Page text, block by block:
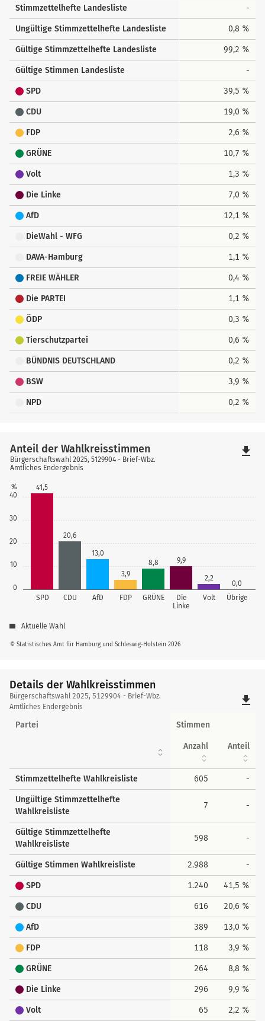
Stimmzettelhefte Landesliste -
Ungültige Stimmzettelhefte Landesliste 0,8 %
Gültige Stimmzettelhefte Landesliste 99,2 %
Gültige Stimmen Landesliste -
SPD 39,5 %
CDU 19,0 %
FDP 2,6 %
GRÜNE 10,7 %
Volt 1,3 %
Die Linke 7,0 %
AfD 12,1 %
DieWahl - WFG 0,2 %
DAVA-Hamburg 1,1 %
FREIE WÄHLER 0,4 %
Die PARTEI 1,1 %
ÖDP 0,3 %
Tierschutzpartei 0,6 %
BÜNDNIS DEUTSCHLAND 0,2 %
BSW 3,9 %
NPD 0,2 %
0
10
20
30
40
%
SPD CDU AfD FDP GRÜNE
Die
Linke
Volt Übrige
41,5
20,6
13,0
3,9
8,8 9,9
2,2
0,0
© Statistisches Amt für Hamburg und Schleswig-Holstein 2026
Anteil der Wahlkreisstimmen
Bürgerschaftswahl 2025, 5129904 - Brief-Wbz.
Amtliches Endergebnis
Aktuelle Wahl
file_download
Details der Wahlkreisstimmen
Details
der
Wahlkreisstimmen
Bürgerschaftswahl 2025, 5129904 - Brief-Wbz.
Amtliches Endergebnis
file_download
Partei Stimmen
Anzahl Anteil
Stimmzettelhefte Wahlkreisliste 605 -
Ungültige Stimmzettelhefte
Wahlkreisliste
7 -
Gültige Stimmzettelhefte
Wahlkreisliste
598 -
Gültige Stimmen Wahlkreisliste 2.988 -
SPD 1.240 41,5 %
CDU 616 20,6 %
AfD 389 13,0 %
FDP 118 3,9 %
GRÜNE 264 8,8 %
Die Linke 296 9,9 %
Volt 65 2,2 %